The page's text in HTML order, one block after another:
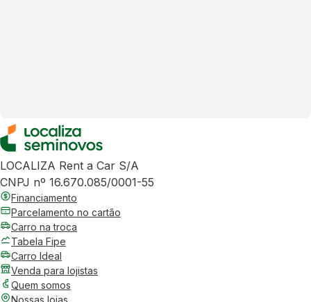
LOCALIZA Rent a Car S/A
CNPJ nº 16.670.085/0001-55
Financiamento
Parcelamento no cartão
Carro na troca
Tabela Fipe
Carro Ideal
Venda para lojistas
Quem somos
Nossas lojas